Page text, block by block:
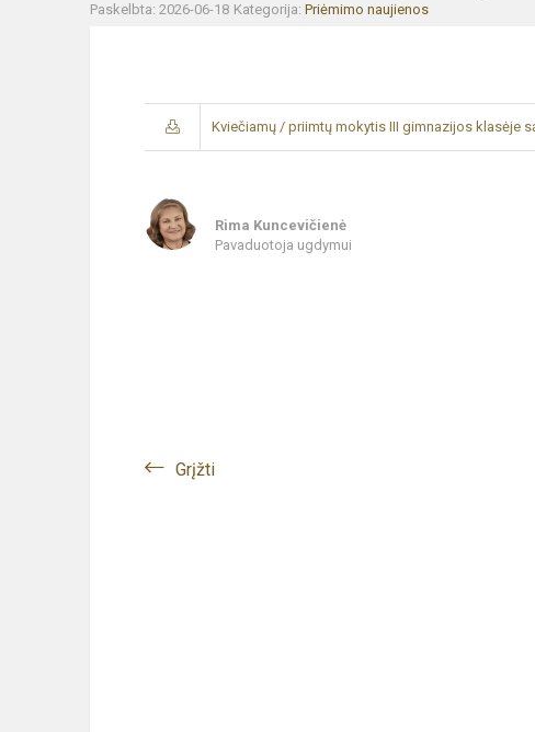
Paskelbta: 2026-06-18 Kategorija: Priėmimo naujienos
Kviečiamų / priimtų mokytis III gimnazijos klasėje
Rima Kuncevičienė
Pavaduotoja ugdymui
Grįžti